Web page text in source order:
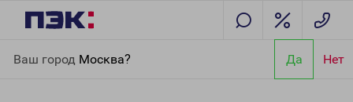
Ваш город Москва? Да Нет
Нижнекамск